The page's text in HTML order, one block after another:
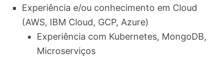
Experiência e/ou conhecimento em Cloud
(AWS, IBM Cloud, GCP, Azure)
Experiência com Kubernetes, MongoDB,
Microserviços